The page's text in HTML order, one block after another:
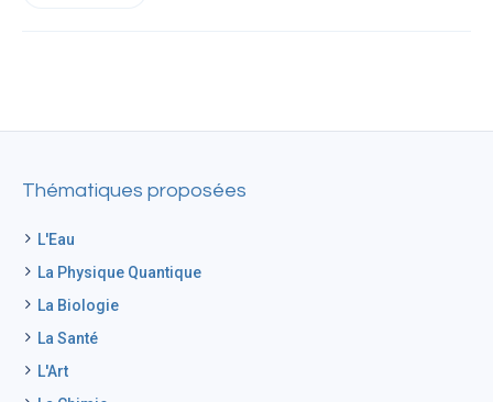
Thématiques proposées
L'Eau
La Physique Quantique
La Biologie
La Santé
L'Art